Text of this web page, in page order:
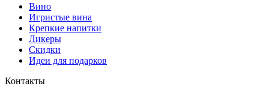
Вино
Игристые вина
Крепкие напитки
Ликеры
Скидки
Идеи для подарков
Контакты